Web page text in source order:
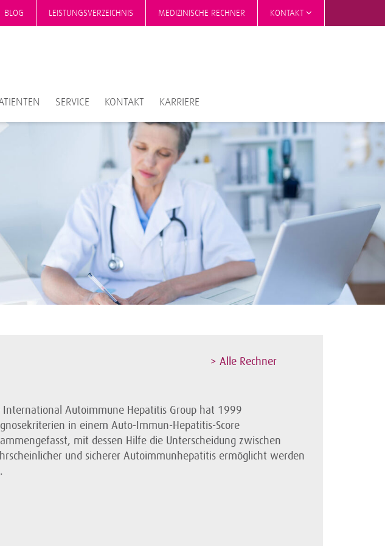
BLOG LEISTUNGSVERZEICHNIS MEDIZINISCHE RECHNER KONTAKT
SERVICE KONTAKT KARRIERE
> Alle Rechner
International Autoimmune Hepatitis Group hat 1999
in einem Auto-Immun-Hepatitis-Score
mit dessen Hilfe die Unterscheidung zwischen
und sicherer Autoimmunhepatitis ermöglicht werden